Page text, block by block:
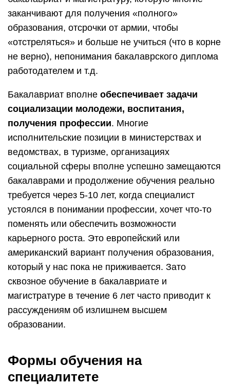
заканчивают для получения «полного»
образования, отсрочки от армии, чтобы
«отстреляться» и больше не учиться (что в корне
не верно), непонимания бакалаврского диплома
работодателем и т.д.
Бакалавриат вполне обеспечивает задачи
социализации молодежи, воспитания,
получения профессии. Многие
исполнительские позиции в министерствах и
ведомствах, в туризме, организациях
социальной сферы вполне успешно замещаются
бакалаврами и продолжение обучения реально
требуется через 5-10 лет, когда специалист
устоялся в понимании профессии, хочет что-то
поменять или обеспечить возможности
карьерного роста. Это европейский или
американский вариант получения образования,
который у нас пока не приживается. Зато
сквозное обучение в бакалавриате и
магистратуре в течение 6 лет часто приводит к
рассуждениям об излишнем высшем
образовании.
Формы обучения на
специалитете